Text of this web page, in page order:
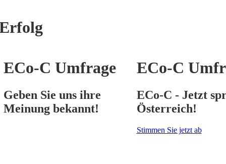
ECo-C Umfrage
Geben Sie uns ihre
Meinung bekannt!
ECo-C
ECo-C - Jetzt
Österreich!
Stimmen Sie jetzt ab